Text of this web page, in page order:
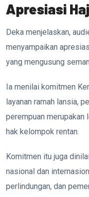
Apresiasi
Deka menjelaskan,
menyampaikan
yang mengusung
Ia menilai komitmen
layanan ramah lansia,
perempuan merupakan
hak kelompok rentan.
Komitmen itu juga
nasional dan
perlindungan, dan